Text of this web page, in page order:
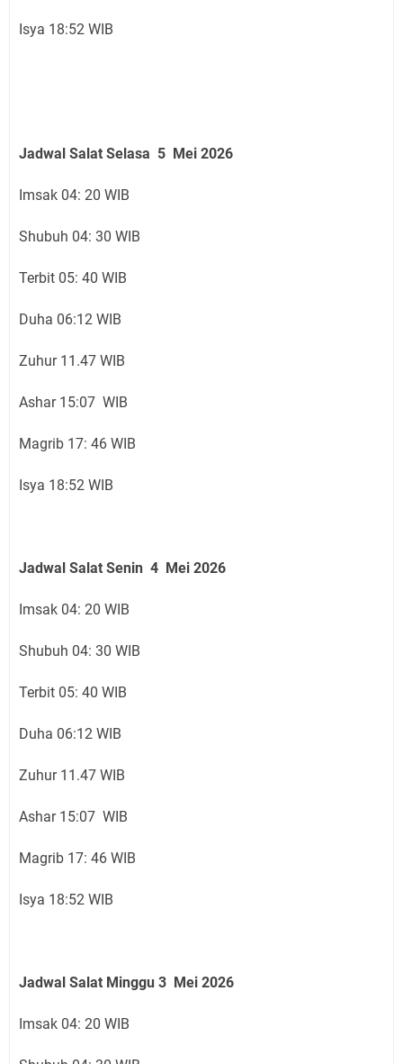
Isya 18:52 WIB
Jadwal Salat Selasa 5 Mei 2026
Imsak 04: 20 WIB
Shubuh 04: 30 WIB
Terbit 05: 40 WIB
Duha 06:12 WIB
Zuhur 11.47 WIB
Ashar 15:07 WIB
Magrib 17: 46 WIB
Isya 18:52 WIB
Jadwal Salat Senin 4 Mei 2026
Imsak 04: 20 WIB
Shubuh 04: 30 WIB
Terbit 05: 40 WIB
Duha 06:12 WIB
Zuhur 11.47 WIB
Ashar 15:07 WIB
Magrib 17: 46 WIB
Isya 18:52 WIB
Jadwal Salat Minggu 3 Mei 2026
Imsak 04: 20 WIB